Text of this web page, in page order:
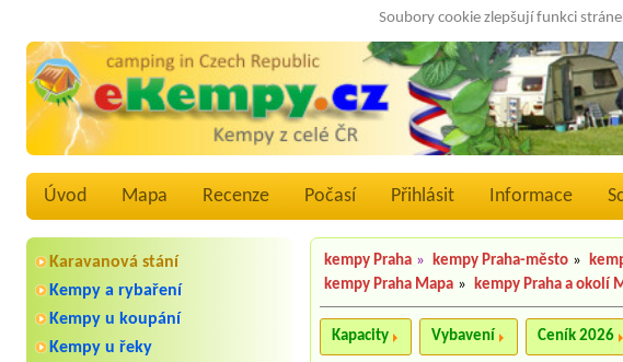
Soubory cookie zlepšují funkci
Úvod Mapa Recenze Počasí Přihlásit Informace
Karavanová stání
Kempy a rybaření
Kempy u koupání
Kempy u řeky
kempy Praha » kempy Praha-město »
kempy Praha Mapa » kempy Praha a okolí
Kapacity Vybavení Ceník 2026